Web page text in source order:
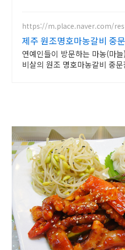
https://m.place.naver.com/
제주 원조명호마농갈비 중
연예인들이 방문하는 마농(마
비살의 원조 명호마농갈비 중문